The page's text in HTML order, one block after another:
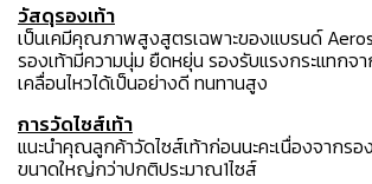
วัสดุรองเท้า
เป็นเคมีคุณภาพสูงสูตรเฉพาะของแบรนด์
รองเท้ามีความนุ่ม ยืดหยุ่น รองรับแรงกระแทกจ
เคลื่อนไหวได้เป็นอย่างดี ทนทานสูง
การวัดไซส์เท้า
แนะนำคุณลูกค้าวัดไซส์เท้าก่อนนะคะเนื่องจากรอ
ขนาดใหญ่กว่าปกติประมาณ1ไซส์